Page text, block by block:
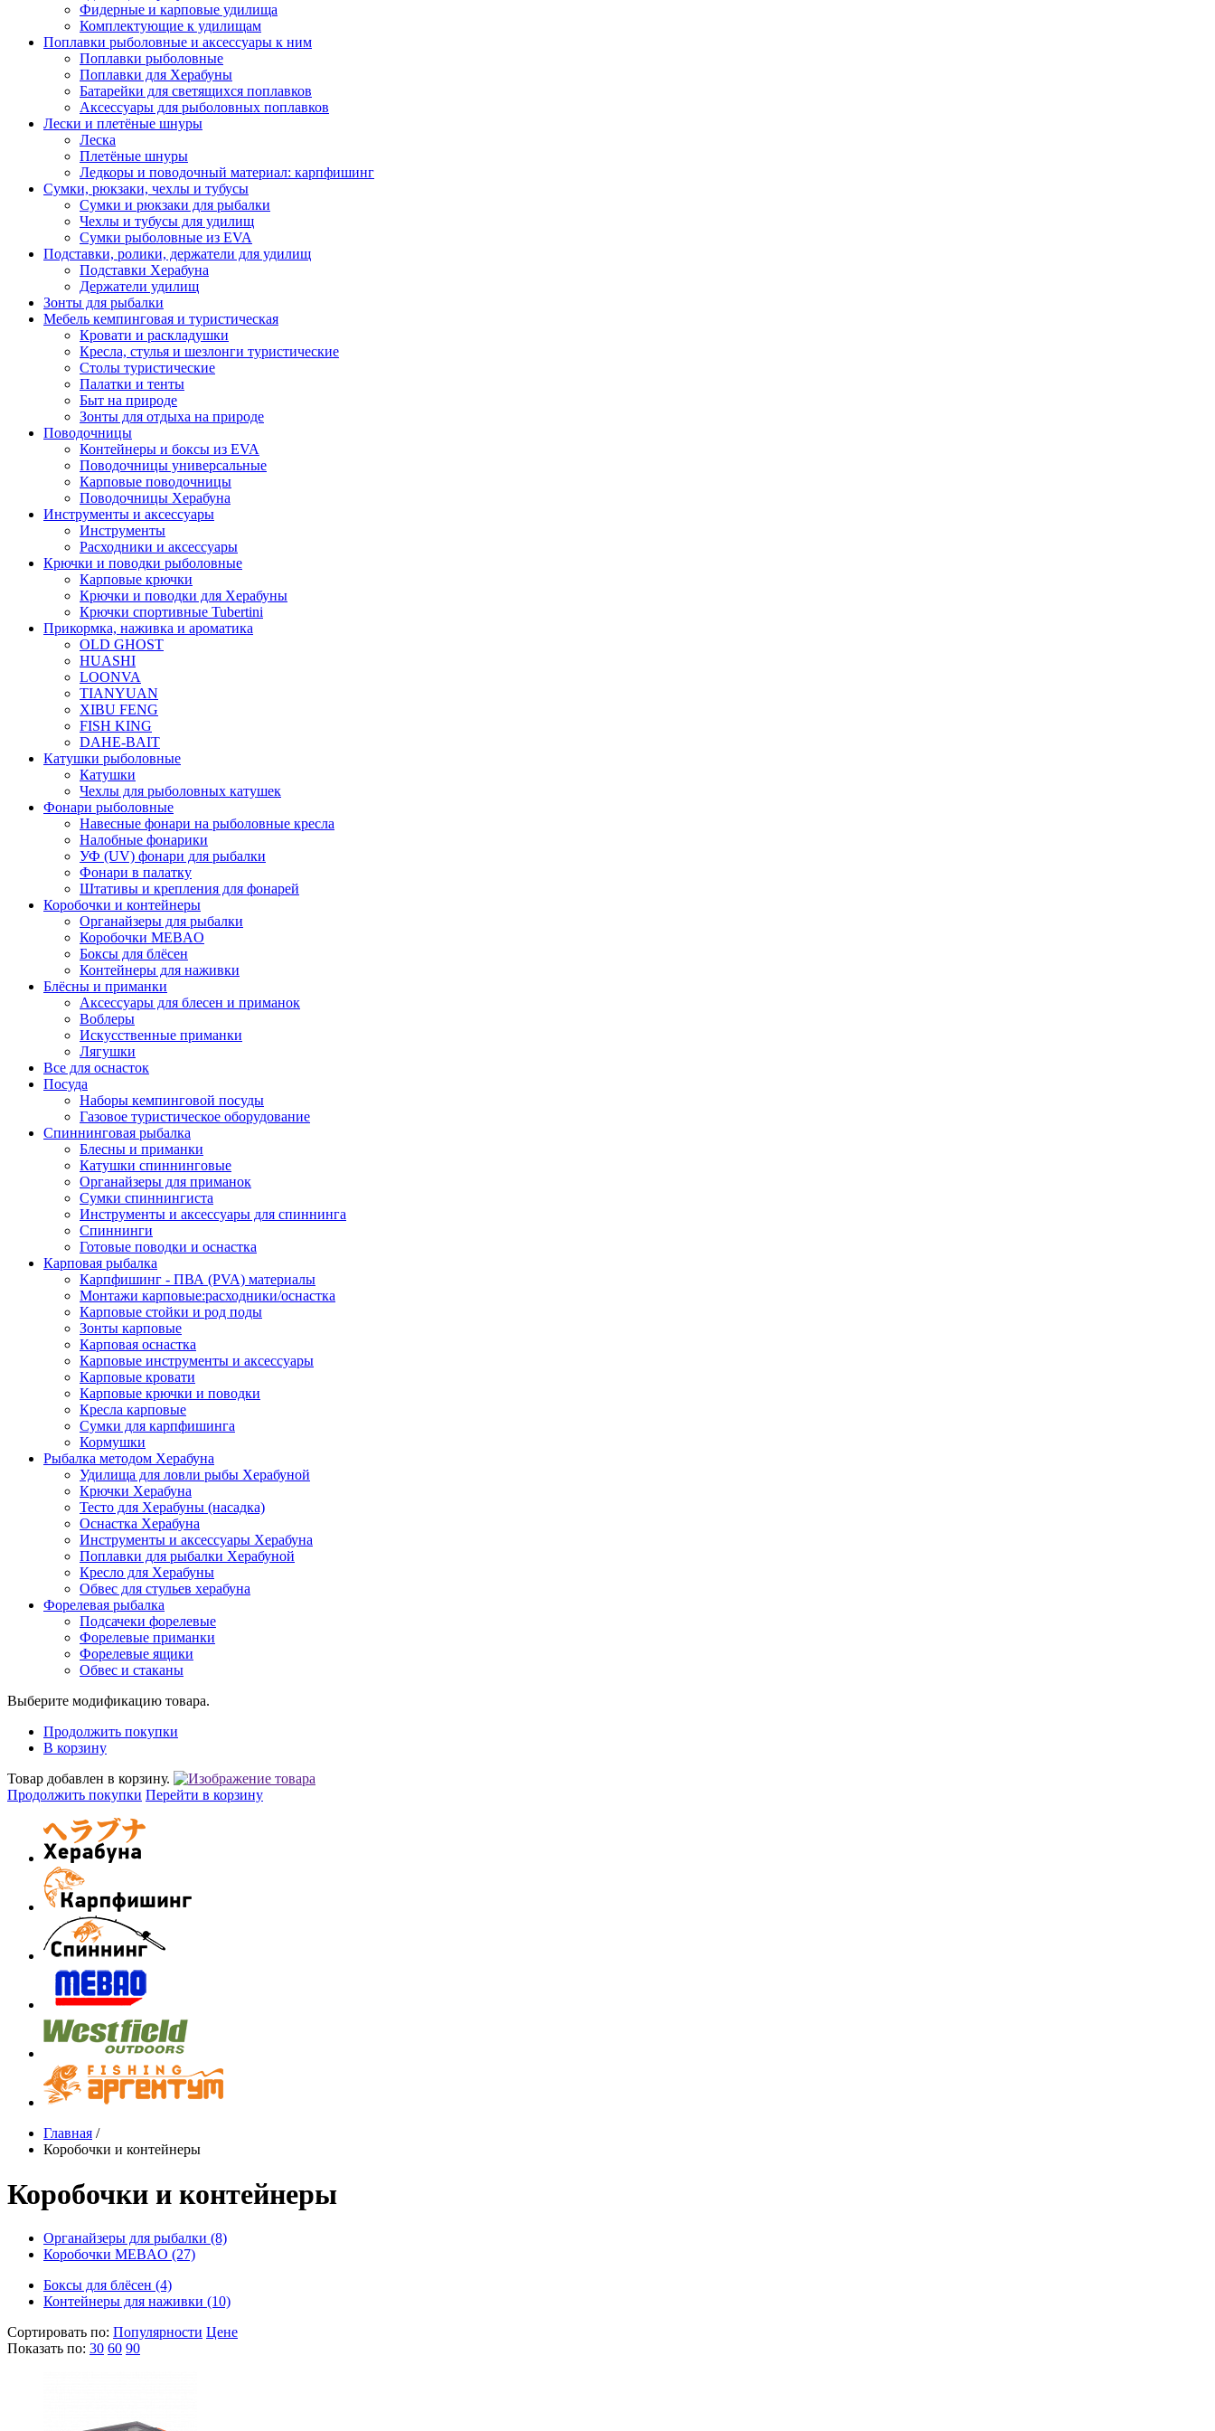
Фидерные и карповые удилища
Комплектующие к удилищам
Поплавки рыболовные и аксессуары к ним
Поплавки рыболовные
Поплавки для Херабуны
Батарейки для светящихся поплавков
Аксессуары для рыболовных поплавков
Лески и плетёные шнуры
Леска
Плетёные шнуры
Ледкоры и поводочный материал: карпфишинг
Сумки, рюкзаки, чехлы и тубусы
Сумки и рюкзаки для рыбалки
Чехлы и тубусы для удилищ
Сумки рыболовные из EVA
Подставки, ролики, держатели для удилищ
Подставки Херабуна
Держатели удилищ
Зонты для рыбалки
Мебель кемпинговая и туристическая
Кровати и раскладушки
Кресла, стулья и шезлонги туристические
Столы туристические
Палатки и тенты
Быт на природе
Зонты для отдыха на природе
Поводочницы
Контейнеры и боксы из EVA
Поводочницы универсальные
Карповые поводочницы
Поводочницы Херабуна
Инструменты и аксессуары
Инструменты
Расходники и аксессуары
Крючки и поводки рыболовные
Карповые крючки
Крючки и поводки для Херабуны
Крючки спортивные Tubertini
Прикормка, наживка и ароматика
OLD GHOST
HUASHI
LOONVA
TIANYUAN
XIBU FENG
FISH KING
DAHE-BAIT
Катушки рыболовные
Катушки
Чехлы для рыболовных катушек
Фонари рыболовные
Навесные фонари на рыболовные кресла
Налобные фонарики
УФ (UV) фонари для рыбалки
Фонари в палатку
Штативы и крепления для фонарей
Коробочки и контейнеры
Органайзеры для рыбалки
Коробочки MEBAO
Боксы для блёсен
Контейнеры для наживки
Блёсны и приманки
Аксессуары для блесен и приманок
Воблеры
Искусственные приманки
Лягушки
Все для оснасток
Посуда
Наборы кемпинговой посуды
Газовое туристическое оборудование
Спиннинговая рыбалка
Блесны и приманки
Катушки спиннинговые
Органайзеры для приманок
Сумки спиннингиста
Инструменты и аксессуары для спиннинга
Спиннинги
Готовые поводки и оснастка
Карповая рыбалка
Карпфишинг - ПВА (PVA) материалы
Монтажи карповые:расходники/оснастка
Карповые стойки и род поды
Зонты карповые
Карповая оснастка
Карповые инструменты и аксессуары
Карповые кровати
Карповые крючки и поводки
Кресла карповые
Сумки для карпфишинга
Кормушки
Рыбалка методом Херабуна
Удилища для ловли рыбы Херабуной
Крючки Херабуна
Тесто для Херабуны (насадка)
Оснастка Херабуна
Инструменты и аксессуары Херабуна
Поплавки для рыбалки Херабуной
Кресло для Херабуны
Обвес для стульев херабуна
Форелевая рыбалка
Подсачеки форелевые
Форелевые приманки
Форелевые ящики
Обвес и стаканы
Выберите модификацию товара.
Продолжить покупки
В корзину
Товар добавлен в корзину.
Продолжить покупки Перейти в корзину
Главная /
Коробочки и контейнеры
Коробочки и контейнеры
Органайзеры для рыбалки (8)
Коробочки MEBAO (27)
Боксы для блёсен (4)
Контейнеры для наживки (10)
Сортировать по: Популярности Цене
Показать по: 30 60 90